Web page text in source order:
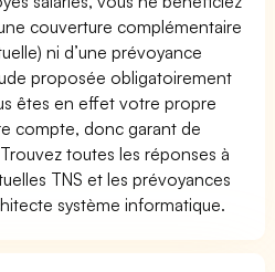
couverture complémentaire
ni d’une prévoyance
proposée obligatoirement
êtes en effet votre propre
compte, donc garant de
toutes les réponses à
TNS et les prévoyances
système informatique.